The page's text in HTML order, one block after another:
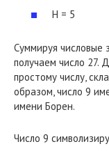
Н = 5
Суммируя числовые
получаем число 27.
простому числу,
образом, число 9
имени Борен.
Число 9